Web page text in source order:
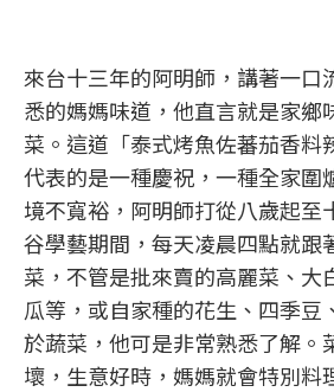
來台十三年的阿明師，講著一口
悉的媽媽味道，他直言就是家鄉
菜。這道「泰式烤魚佐蕃茄香料
代表的是一種慶祝，一種全家圍
境不寬裕，阿明師打從八歲起至
谷學藝期間，每天凌晨四點就跟
菜，不管是批來賣的高麗菜、大
瓜等，或自家種的花生、四季豆
於蔬菜，他可是非常熟悉了解。
壞，生意好時，媽媽就會特別料